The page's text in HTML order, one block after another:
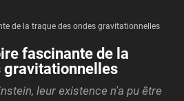
de la traque des ondes gravitationnelles
fascinante de la
gravitationnelles
leur existence n'a pu être